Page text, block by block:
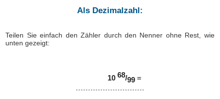
Als Dezimalzahl:
Teilen Sie einfach den Zähler durch den Nenner ohne Rest, wie
unten gezeigt:
10 68/99 =